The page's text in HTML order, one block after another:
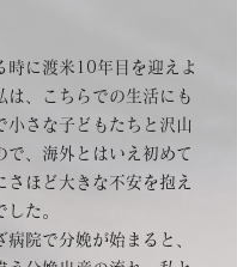
時に渡米10年目を迎えよ
は、こちらでの生活にも
小さな子どもたちと沢山
で、海外とはいえ初めて
さほど大きな不安を抱え
た。
病院で分娩が始まると、